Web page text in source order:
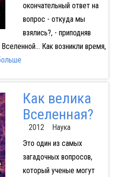
окончательный ответ на
вопрос - откуда мы
взялись?, - приподняв
Как возникли время,
Как велика
Вселенная?
2012 Наука
Это один из самых
загадочных вопросов,
который ученые могут